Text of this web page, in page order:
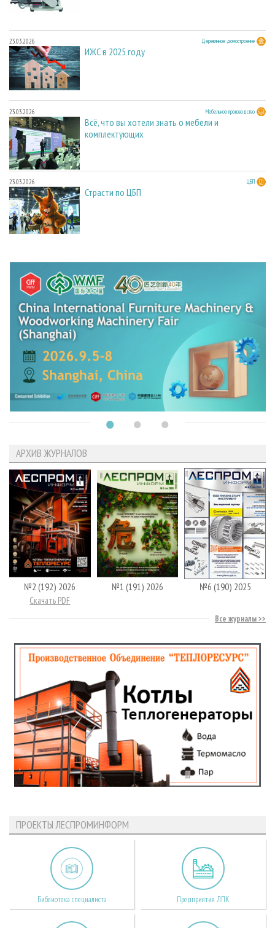
23.03.2026 Деревянное домостроение
ИЖС в 2025 году
23.03.2026 Мебельное производство
Всё, что вы хотели знать о мебели и
комплектующих
23.03.2026 ЦБП
Страсти по ЦБП
АРХИВ ЖУРНАЛОВ
№2 (192) 2026
Скачать PDF
№1 (191) 2026 №6 (190) 2025
Все журналы
ПРОЕКТЫ ЛЕСПРОМИНФОРМ
Библиотека специалиста Предприятия ЛПК